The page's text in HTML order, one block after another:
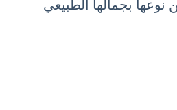
بجمالها الطبيعي